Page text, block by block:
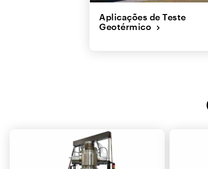
Aplicações de Teste
Geotérmico